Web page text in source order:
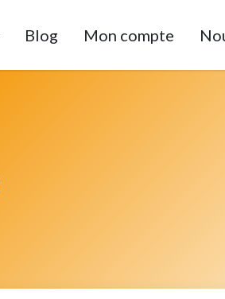
Blog Mon compte